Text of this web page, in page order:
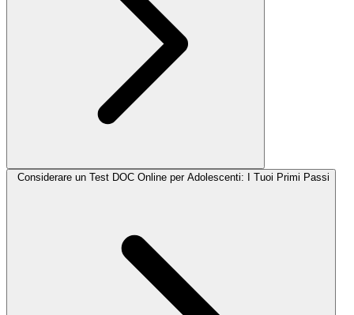
Considerare un Test DOC Online per Adolescenti: I Tuoi Primi Passi